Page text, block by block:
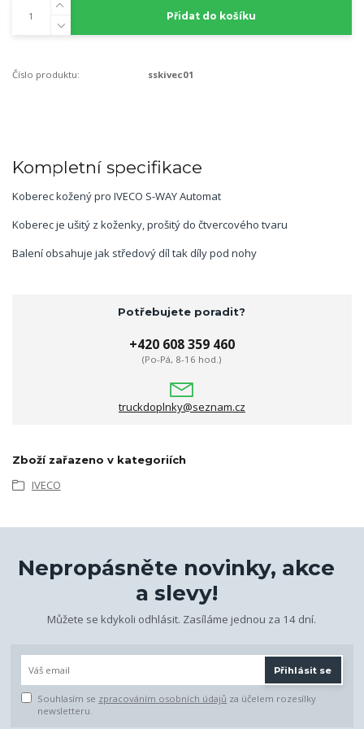
Přidat do košíku
Číslo produktu: sskivec01
Kompletní specifikace
Koberec kožený pro IVECO S-WAY Automat
Koberec je ušitý z koženky, prošitý do čtvercového tvaru
Balení obsahuje jak středový díl tak díly pod nohy
Potřebujete poradit?
+420 608 359 460
(Po-Pá, 8-16 hod.)
truckdoplnky@seznam.cz
Zboží zařazeno v kategoriích
IVECO
Nepropásněte novinky, akce
a slevy!
Můžete se kdykoli odhlásit. Zasíláme jednou za 14 dní.
Přihlásit se
Souhlasím se zpracováním osobních údajů za účelem rozesílky
newsletteru.